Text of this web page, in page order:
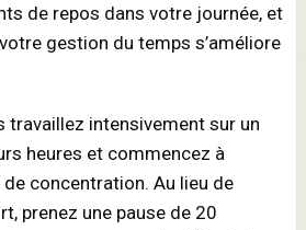
de repos dans votre journée, et
gestion du temps s’améliore
travaillez intensivement sur un
heures et commencez à
concentration. Au lieu de
prenez une pause de 20